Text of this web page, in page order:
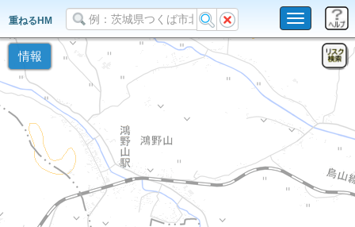
Toggle
navigation
重ねるHM
情報